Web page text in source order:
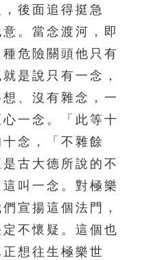
474 475
479 480
484 485
489 490
500
504 505
509 510
514 515
後面追得挺急
。當念渡河，即
危險關頭他只有
是說只有一念，
、沒有雜念，一
一念。「此等十
念，「不雜餘
古大德所說的不
叫一念。對極樂
宣揚這個法門，
不懷疑。這個也
想往生極樂世